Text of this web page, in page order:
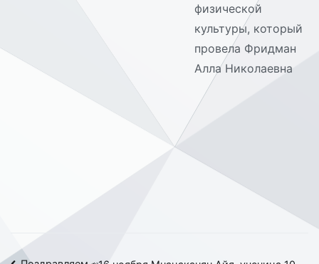
физической
культуры, который
провела Фридман
Алла Николаевна